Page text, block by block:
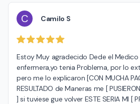
C Camilo S
Estoy Muy agradecido Dede el
enfermera,yo tenia Problema, por lo
pero me lo explicaron [CON MUCHA
RESULTADO de Maneras me [
] si tuviese gue volver ESTE SERIA MI [